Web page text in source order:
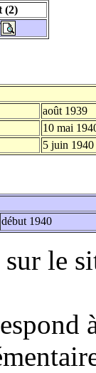
(2)
août 1939
10 mai
5 juin 1940
début 1940
sur le